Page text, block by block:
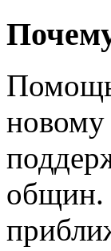
общин.